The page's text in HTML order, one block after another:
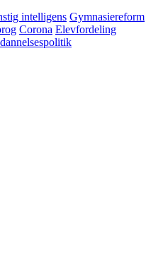
intelligens Gymnasiereform
Corona Elevfordeling